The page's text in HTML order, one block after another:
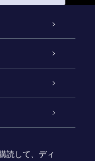
読して、ディ